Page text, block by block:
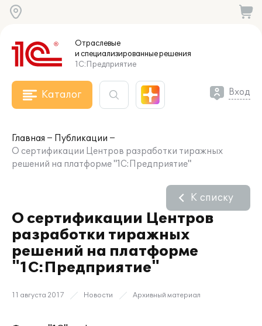
Отраслевые
и специализированныерешения
1С:Предприятие
Каталог Вход
Главная
Публикации
О сертификации Центров разработки тиражных
решений на платформе "1С:Предприятие"
О сертификации Центров
разработки тиражных
решений на платформе
"1С:Предприятие"
К списку
11 августа 2017 Новости Архивный материал